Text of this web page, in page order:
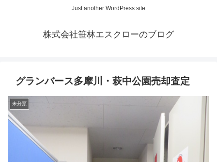
Just another WordPress site
株式会社笹林エスクローのブログ
グランバース多摩川・萩中公園売却査定
未分類